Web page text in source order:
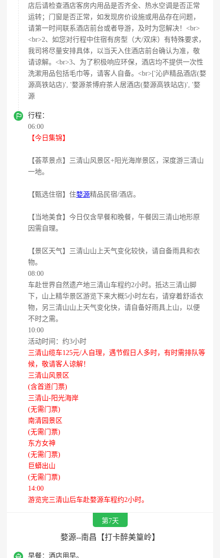
店后请检查酒店客房内用品是否齐全、热水空调是否正常
运转；门窗是否正常，如发现房价设施或用品存在问题，
请第一时间联系酒店前台或者导游，及时为您解决！<br>
<br>2、如您对行程中住宿有房型（大/双床）有特殊要求，
我司将尽量安排具体，以当天入住酒店前台确认为准，敬
请谅解。<br>3、为了积极响应环保，酒店均不提供一次性
洗漱用品包括毛巾等，请客人自备。<br>['沁庐精品酒店(婺
源高铁站店)', '婺源茶博府茶人居酒店(婺源高铁站店)', '婺
源

行程：
06:00
【今日集锦】
【荟萃景点】三清山风景区+阳光海岸景区，深度游三清山
一地。
【甄选住宿】住婺源精品民宿/酒店。
【当地美食】今日仅含早餐和晚餐，午餐因三清山地形原
因需自理。
【景区天气】三清山山上天气变化较快，请自备雨具和衣
物。
08:00
车赴世界自然遗产地三清山车程约2小时。抵达三清山脚
下，山上精华景区游览下来大概5小时左右，请穿着舒适衣
物，另三清山山上天气变化快，请自备好雨具上山，以便
不时之需。
10:00
活动时间：约3小时
三清山缆车125元/人自理，遇节假日人多时，有时需排队等
候，敬请客人谅解！
三清山风景区
(含首道门票)
三清山-阳光海岸
(无需门票)
南清园景区
(无需门票)
东方女神
(无需门票)
巨蟒出山
(无需门票)
14:00
游览完三清山后车赴婺源车程约2小时。
第7天
婺源--南昌【打卡醉美篁岭】
早餐： 酒店用早。